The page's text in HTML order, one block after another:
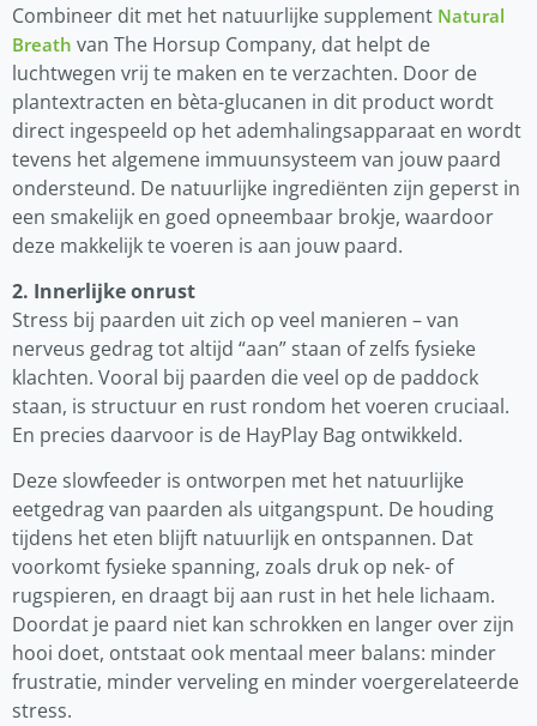
Combineer dit met het natuurlijke supplement Natural
Breath van The Horsup Company, dat helpt de
luchtwegen vrij te maken en te verzachten. Door de
plantextracten en bèta-glucanen in dit product wordt
direct ingespeeld op het ademhalingsapparaat en wordt
tevens het algemene immuunsysteem van jouw paard
ondersteund. De natuurlijke ingrediënten zijn geperst in
een smakelijk en goed opneembaar brokje, waardoor
deze makkelijk te voeren is aan jouw paard.
2. Innerlijke onrust
Stress bij paarden uit zich op veel manieren – van
nerveus gedrag tot altijd “aan” staan of zelfs fysieke
klachten. Vooral bij paarden die veel op de paddock
staan, is structuur en rust rondom het voeren cruciaal.
En precies daarvoor is de HayPlay Bag ontwikkeld.
Deze slowfeeder is ontworpen met het natuurlijke
eetgedrag van paarden als uitgangspunt. De houding
tijdens het eten blijft natuurlijk en ontspannen. Dat
voorkomt fysieke spanning, zoals druk op nek- of
rugspieren, en draagt bij aan rust in het hele lichaam.
Doordat je paard niet kan schrokken en langer over zijn
hooi doet, ontstaat ook mentaal meer balans: minder
frustratie, minder verveling en minder voergerelateerde
stress.